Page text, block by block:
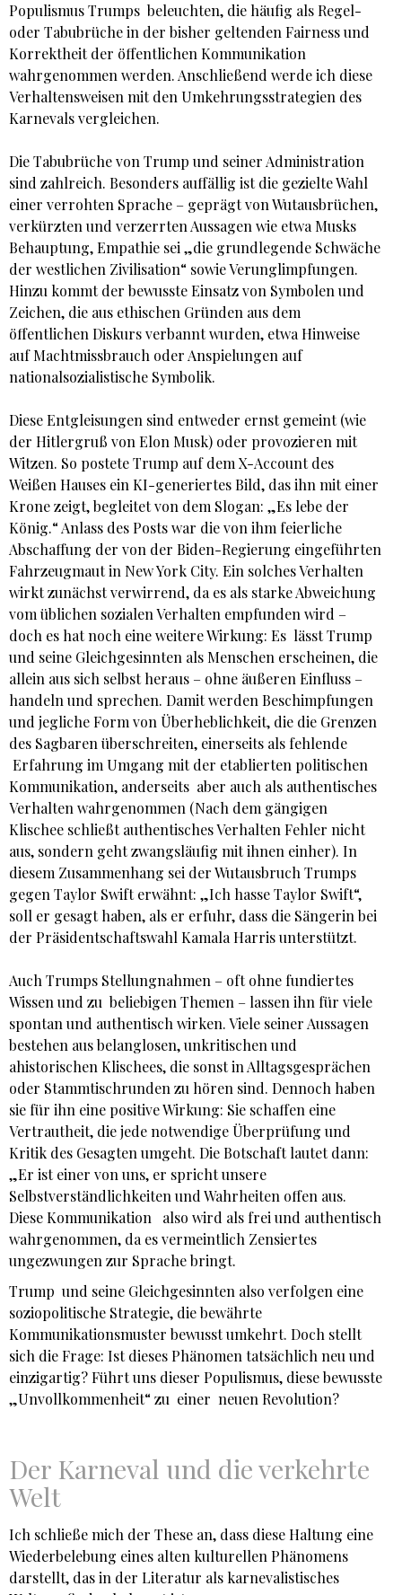
Populismus Trumps beleuchten, die häufig als Regel-
oder Tabubrüche in der bisher geltenden Fairness und
Korrektheit der öffentlichen Kommunikation
wahrgenommen werden. Anschließend werde ich diese
Verhaltensweisen mit den Umkehrungsstrategien des
Karnevals vergleichen.
Die Tabubrüche von Trump und seiner Administration
sind zahlreich. Besonders auffällig ist die gezielte Wahl
einer verrohten Sprache – geprägt von Wutausbrüchen,
verkürzten und verzerrten Aussagen wie etwa Musks
Behauptung, Empathie sei „die grundlegende Schwäche
der westlichen Zivilisation“ sowie Verunglimpfungen.
Hinzu kommt der bewusste Einsatz von Symbolen und
Zeichen, die aus ethischen Gründen aus dem
öffentlichen Diskurs verbannt wurden, etwa Hinweise
auf Machtmissbrauch oder Anspielungen auf
nationalsozialistische Symbolik.
Diese Entgleisungen sind entweder ernst gemeint (wie
der Hitlergruß von Elon Musk) oder provozieren mit
Witzen. So postete Trump auf dem X-Account des
Weißen Hauses ein KI-generiertes Bild, das ihn mit einer
Krone zeigt, begleitet von dem Slogan: „Es lebe der
König.“ Anlass des Posts war die von ihm feierliche
Abschaffung der von der Biden-Regierung eingeführten
Fahrzeugmaut in New York City. Ein solches Verhalten
wirkt zunächst verwirrend, da es als starke Abweichung
vom üblichen sozialen Verhalten empfunden wird –
doch es hat noch eine weitere Wirkung: Es lässt Trump
und seine Gleichgesinnten als Menschen erscheinen, die
allein aus sich selbst heraus – ohne äußeren Einfluss –
handeln und sprechen. Damit werden Beschimpfungen
und jegliche Form von Überheblichkeit, die die Grenzen
des Sagbaren überschreiten, einerseits als fehlende
Erfahrung im Umgang mit der etablierten politischen
Kommunikation, anderseits aber auch als authentisches
Verhalten wahrgenommen (Nach dem gängigen
Klischee schließt authentisches Verhalten Fehler nicht
aus, sondern geht zwangsläufig mit ihnen einher). In
diesem Zusammenhang sei der Wutausbruch Trumps
gegen Taylor Swift erwähnt: „Ich hasse Taylor Swift“,
soll er gesagt haben, als er erfuhr, dass die Sängerin bei
der Präsidentschaftswahl Kamala Harris unterstützt.
Auch Trumps Stellungnahmen – oft ohne fundiertes
Wissen und zu beliebigen Themen – lassen ihn für viele
spontan und authentisch wirken. Viele seiner Aussagen
bestehen aus belanglosen, unkritischen und
ahistorischen Klischees, die sonst in Alltagsgesprächen
oder Stammtischrunden zu hören sind. Dennoch haben
sie für ihn eine positive Wirkung: Sie schaffen eine
Vertrautheit, die jede notwendige Überprüfung und
Kritik des Gesagten umgeht. Die Botschaft lautet dann:
„Er ist einer von uns, er spricht unsere
Selbstverständlichkeiten und Wahrheiten offen aus.
Diese Kommunikation also wird als frei und authentisch
wahrgenommen, da es vermeintlich Zensiertes
ungezwungen zur Sprache bringt.
Trump und seine Gleichgesinnten also verfolgen eine
soziopolitische Strategie, die bewährte
Kommunikationsmuster bewusst umkehrt. Doch stellt
sich die Frage: Ist dieses Phänomen tatsächlich neu und
einzigartig? Führt uns dieser Populismus, diese bewusste
„Unvollkommenheit“ zu einer neuen Revolution?
Der Karneval und die verkehrte
Welt
Ich schließe mich der These an, dass diese Haltung eine
Wiederbelebung eines alten kulturellen Phänomens
darstellt, das in der Literatur als karnevalistisches